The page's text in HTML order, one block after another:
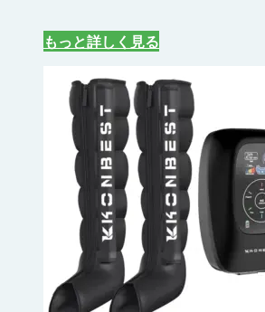
もっと詳しく見る